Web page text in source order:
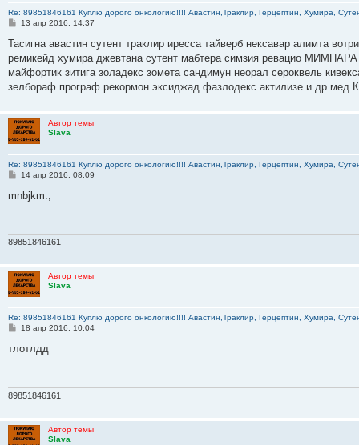
Re: 89851846161 Куплю дорого онкологию!!!! Авастин,Траклир, Герцептин, Хумира,
С
о
щ
е
и
13 апр 2016, 14:37
Тасигна авастин сутент траклир иресса тайверб нексавар алимта
ремикейд хумира джевтана сутент мабтера симзия ревацио
майфортик зитига золадекс зомета сандимун неорал сероквель
зелбораф програф рекормон эксиджад фазлодекс актилизе и
Автор темы
Slava
Re: 89851846161 Куплю дорого онкологию!!!! Авастин,Траклир, Герцептин, Хумира,
С
о
и
14 апр 2016, 08:09
mnbjkm.,
89851846161
Автор темы
Slava
Re: 89851846161 Куплю дорого онкологию!!!! Авастин,Траклир, Герцептин, Хумира,
С
о
и
18 апр 2016, 10:04
тлотлдд
89851846161
Автор темы
Slava